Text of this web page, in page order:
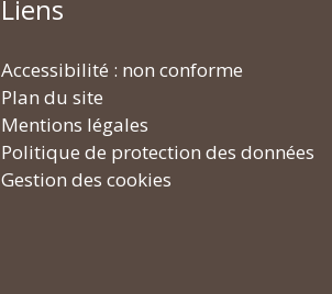
Liens
Accessibilité : non conforme
Plan du site
Mentions légales
Politique de protection des données
Gestion des cookies